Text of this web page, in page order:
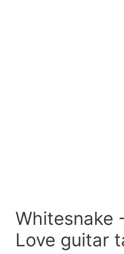
Whitesnake
Love guitar